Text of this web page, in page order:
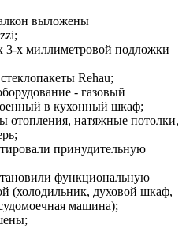
выложены
3-х миллиметровой подложки
Rehau;
- газовый
в кухонный шкаф;
отопления, натяжные потолки,
принудительную
функциональную
(холодильник, духовой шкаф,
машина);